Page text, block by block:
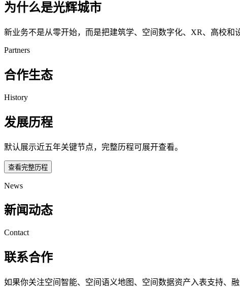
为什么是光辉城市
新业务不是从零开始，而是把建筑学、空间数字化、XR、高校和
Partners
合作生态
History
发展历程
默认展示近五年关键节点，完整历程可展开查看。
查看完整历程
News
新闻动态
Contact
联系合作
如果你关注空间智能、空间语义地图、空间数据资产入表支持、